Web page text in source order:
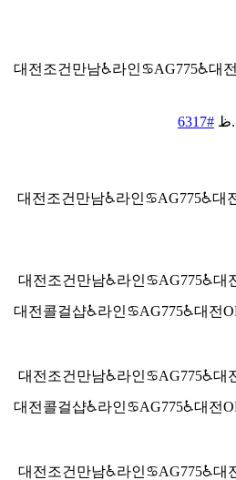
پاسخ به: 대전조건만남♿라인♋AG775♿대전
#6317
대전조건만남♿라인♋AG775♿
대전조건만남♿라인♋AG775♿
대전콜걸샵♿라인♋AG775♿대
대전조건만남♿라인♋AG775♿
대전콜걸샵♿라인♋AG775♿대
대전조건만남♿라인♋AG775♿